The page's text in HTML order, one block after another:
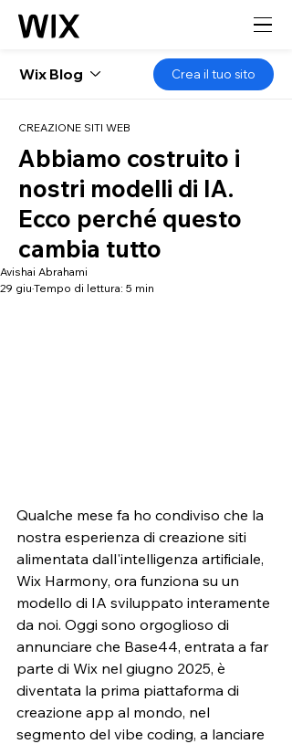
Wix Blog Crea il tuo sito
CREAZIONE SITI WEB
Abbiamo costruito i
nostri modelli di IA.
Ecco perché questo
cambia tutto
Avishai Abrahami
29 giu Tempo di lettura: 5 min
Qualche mese fa ho condiviso che la
nostra esperienza di creazione siti
alimentata dall'intelligenza artificiale,
Wix Harmony, ora funziona su un
modello di IA sviluppato interamente
da noi. Oggi sono orgoglioso di
annunciare che Base44, entrata a far
parte di Wix nel giugno 2025, è
diventata la prima piattaforma di
creazione app al mondo, nel
segmento del vibe coding, a lanciare